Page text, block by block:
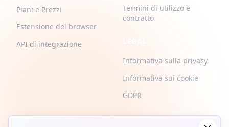
Piani e Prezzi
Estensione del browser
API di integrazione
Termini di utilizzo e
contratto
Informativa sulla privacy
Informativa sui cookie
GDPR